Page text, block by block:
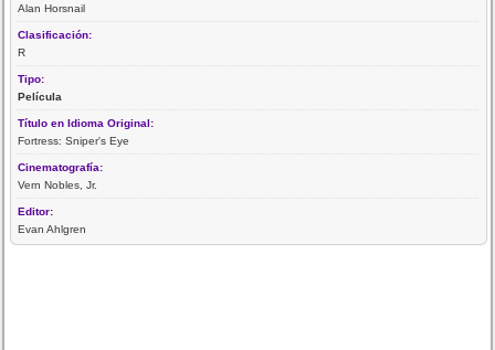
Alan Horsnail
Clasificación:
R
Tipo:
Película
Título en Idioma Original:
Fortress: Sniper's Eye
Cinematografía:
Vern Nobles, Jr.
Editor:
Evan Ahlgren